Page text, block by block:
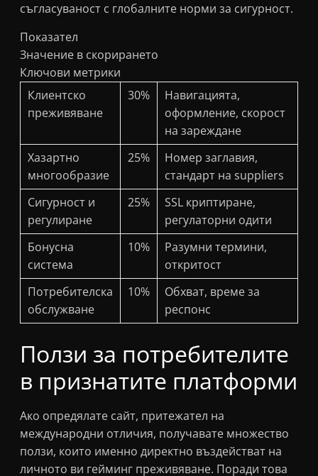
съгласуваност с глобалните норми за сигурност.
Показател
Значение в скорирането
Ключови метрики
Клиентско
преживяване
30%
Навигацията,
оформление, скорост
на зареждане
Хазартно
многообразие
25%
Номер заглавия,
стандарт на suppliers
Сигурност и
регулиране
25%
SSL криптиране,
регулаторни одити
Бонусна
система
10%
Разумни термини,
откритост
Потребителска
обслужване
10%
Обхват, време за
респонс
Ползи за потребителите
в признатите платформи
Ако опредялате сайт, притежател на
международни отличия, получавате множество
ползи, които именно директно въздействат на
личното ви гейминг преживяване. Поради това